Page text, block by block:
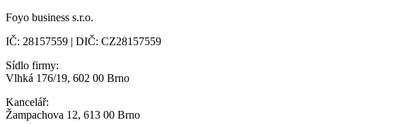
Foyo business s.r.o.
IČ: 28157559 | DIČ: CZ28157559
Sídlo firmy:
Vlhká 176/19, 602 00 Brno
Kancelář:
Žampachova 12, 613 00 Brno